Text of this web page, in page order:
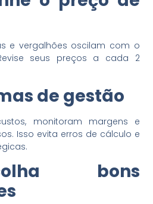
e vergalhões oscilam com o
seus preços a cada 2
de gestão
monitoram margens e
Isso evita erros de cálculo e
bons